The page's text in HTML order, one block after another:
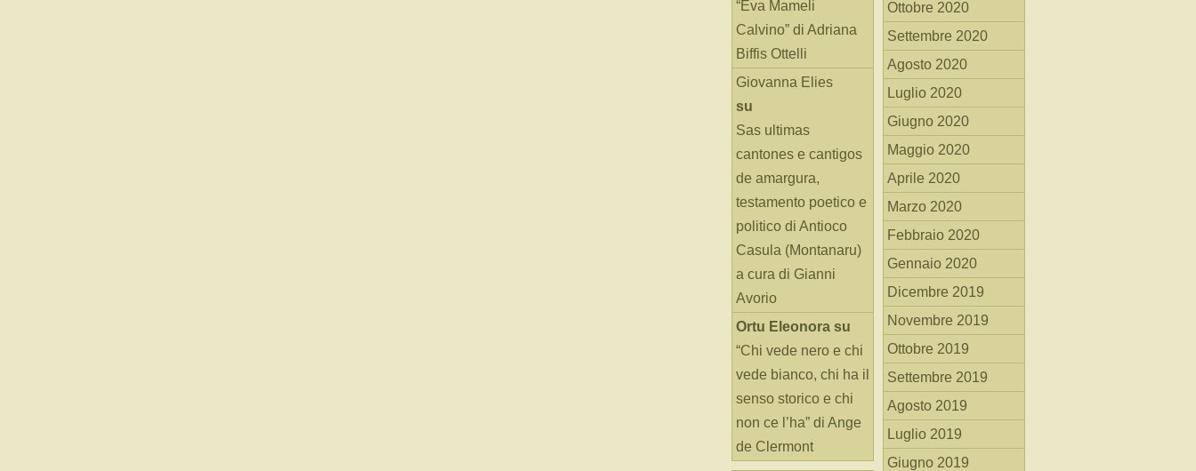
“Eva Mameli
Calvino” di Adriana
Biffis Ottelli
Giovanna Elies
su
Sas ultimas
cantones e cantigos
de amargura,
testamento poetico e
politico di Antioco
Casula (Montanaru)
a cura di Gianni
Avorio
Ortu Eleonora su
“Chi vede nero e chi
vede bianco, chi ha il
senso storico e chi
non ce l’ha” di Ange
de Clermont
Ottobre 2020
Settembre 2020
Agosto 2020
Luglio 2020
Giugno 2020
Maggio 2020
Aprile 2020
Marzo 2020
Febbraio 2020
Gennaio 2020
Dicembre 2019
Novembre 2019
Ottobre 2019
Settembre 2019
Agosto 2019
Luglio 2019
Giugno 2019